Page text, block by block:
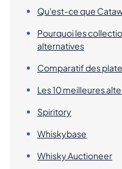
Qu'est-ce que
Pourquoi les
alternatives
Comparatif des
Les 10 meilleures
Spiritory
Whiskybase
Whisky Auctioneer